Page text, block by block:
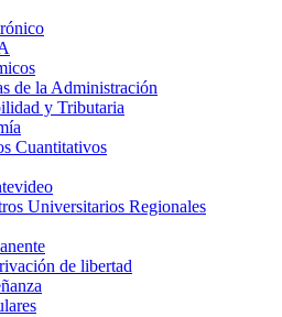
de la Administración
y Tributaria
Cuantitativos
Universitarios Regionales
de libertad